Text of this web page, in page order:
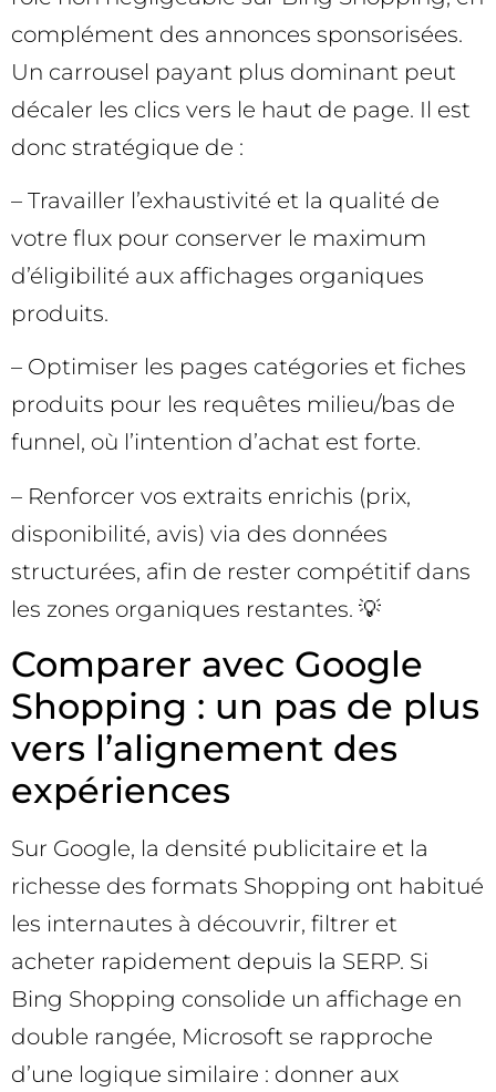
complément des annonces sponsorisées.
Un carrousel payant plus dominant peut
décaler les clics vers le haut de page. Il est
donc stratégique de :
– Travailler l’exhaustivité et la qualité de
votre flux pour conserver le maximum
d’éligibilité aux affichages organiques
produits.
– Optimiser les pages catégories et fiches
produits pour les requêtes milieu/bas de
funnel, où l’intention d’achat est forte.
– Renforcer vos extraits enrichis (prix,
disponibilité, avis) via des données
structurées, afin de rester compétitif dans
les zones organiques restantes. 💡
Comparer avec Google
Shopping : un pas de plus
vers l’alignement des
expériences
Sur Google, la densité publicitaire et la
richesse des formats Shopping ont habitué
les internautes à découvrir, filtrer et
acheter rapidement depuis la SERP. Si
Bing Shopping consolide un affichage en
double rangée, Microsoft se rapproche
d’une logique similaire : donner aux